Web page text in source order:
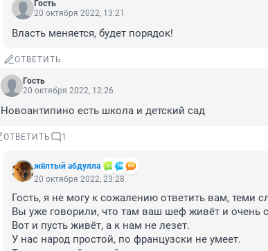
Гость
20 октября 2022, 13:21
Власть меняется, будет порядок!
ОТВЕТИТЬ
Гость
20 октября 2022, 12:26
Новоантипино есть школа и детский сад
ОТВЕТИТЬ 1
жёлтый абдулла
20 октября 2022, 23:28
Гость, я не могу к сожалению ответить вам, теми
Вы уже говорили, что там ваш шеф живёт и очень
Вот и пусть живёт, а к нам не лезет.
У нас народ простой, по французски не умеет.